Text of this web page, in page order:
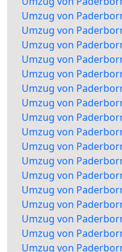
Umzug von
Umzug von
Umzug von
Umzug von
Umzug von
Umzug von
Umzug von
Umzug von
Umzug von
Umzug von
Umzug von
Umzug von
Umzug von
Umzug von
Umzug von
Umzug von
Umzug von